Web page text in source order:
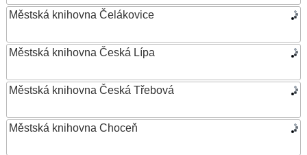
Městská knihovna Čelákovice
Městská knihovna Česká Lípa
Městská knihovna Česká Třebová
Městská knihovna Choceň